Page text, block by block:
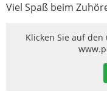
Viel Spaß beim
Klicken Sie auf